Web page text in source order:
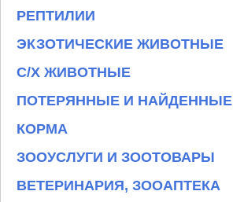
РЕПТИЛИИ
ЭКЗОТИЧЕСКИЕ ЖИВОТНЫЕ
С/Х ЖИВОТНЫЕ
ПОТЕРЯННЫЕ И НАЙДЕННЫЕ
КОРМА
ЗООУСЛУГИ И ЗООТОВАРЫ
ВЕТЕРИНАРИЯ, ЗООАПТЕКА